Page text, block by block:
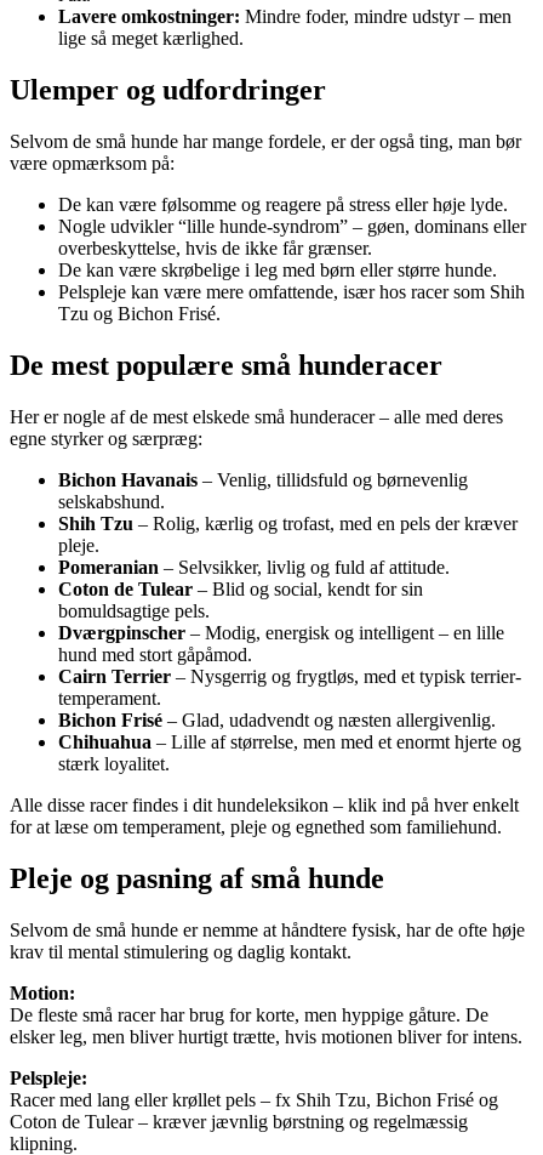
Lavere omkostninger: Mindre foder, mindre udstyr – men
lige så meget kærlighed.
Ulemper og udfordringer
Selvom de små hunde har mange fordele, er der også ting, man bør
være opmærksom på:
De kan være følsomme og reagere på stress eller høje lyde.
Nogle udvikler “lille hunde-syndrom” – gøen, dominans eller
overbeskyttelse, hvis de ikke får grænser.
De kan være skrøbelige i leg med børn eller større hunde.
Pelspleje kan være mere omfattende, især hos racer som Shih
Tzu og Bichon Frisé.
De mest populære små hunderacer
Her er nogle af de mest elskede små hunderacer – alle med deres
egne styrker og særpræg:
Bichon Havanais – Venlig, tillidsfuld og børnevenlig
selskabshund.
Shih Tzu – Rolig, kærlig og trofast, med en pels der kræver
pleje.
Pomeranian – Selvsikker, livlig og fuld af attitude.
Coton de Tulear – Blid og social, kendt for sin
bomuldsagtige pels.
Dværgpinscher – Modig, energisk og intelligent – en lille
hund med stort gåpåmod.
Cairn Terrier – Nysgerrig og frygtløs, med et typisk terrier-
temperament.
Bichon Frisé – Glad, udadvendt og næsten allergivenlig.
Chihuahua – Lille af størrelse, men med et enormt hjerte og
stærk loyalitet.
Alle disse racer findes i dit hundeleksikon – klik ind på hver enkelt
for at læse om temperament, pleje og egnethed som familiehund.
Pleje og pasning af små hunde
Selvom de små hunde er nemme at håndtere fysisk, har de ofte høje
krav til mental stimulering og daglig kontakt.
Motion:
De fleste små racer har brug for korte, men hyppige gåture. De
elsker leg, men bliver hurtigt trætte, hvis motionen bliver for intens.
Pelspleje:
Racer med lang eller krøllet pels – fx Shih Tzu, Bichon Frisé og
Coton de Tulear – kræver jævnlig børstning og regelmæssig
klipning.